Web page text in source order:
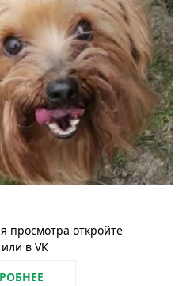
просмотра откройте
в VK